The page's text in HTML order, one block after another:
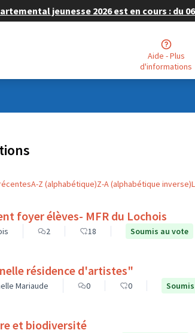
jeunesse 2026 est en cours : du
Aide - Plus
d'informations
A-Z (alphabétique)Z-A (alphabétique inverse)
foyer élèves- MFR du Lochois
2 18 Soumis au vote
résidence d'artistes"
Mariaude 0 0
et biodiversité